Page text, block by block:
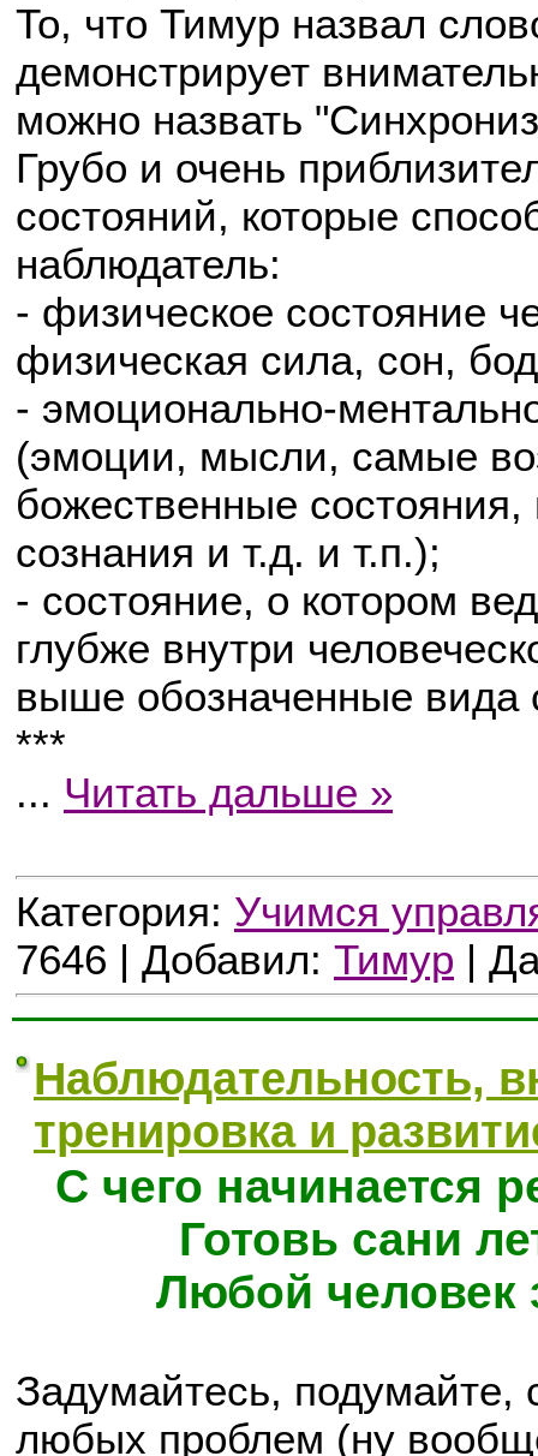
То, что Тимур назвал
демонстрирует
можно назвать
Грубо и очень
состояний, которые
наблюдатель:
- физическое состояние
физическая сила, сон,
- эмоционально-
(эмоции, мысли, самые
божественные
сознания и т.д. и т.п.);
- состояние, о котором
глубже внутри
выше обозначенные вида
***
... Читать дальше »
Категория: Учимся
7646 | Добавил: Тимур |
Наблюдательность,
тренировка и
С чего начинается
Готовь сани
Любой человек
Задумайтесь, подумайте,
любых проблем (ну